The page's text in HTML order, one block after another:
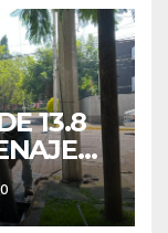
13.8
DE 37